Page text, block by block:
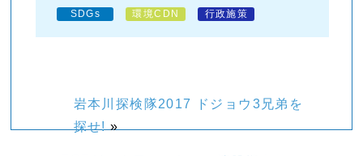
SDGs 環境CDN 行政施策
岩本川探検隊2017 ドジョウ3兄弟を
探せ!»